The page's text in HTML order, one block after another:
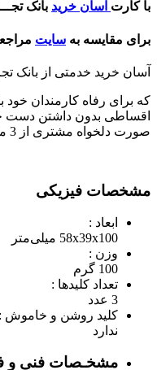
با کارت آسان خرید بانک
برای مقایسه به سایت
آسان خرید خدمتی از بانک
که برای رفاه کارمندان خود
اقساطی بدون داشتن دست
صورت دلخواه مشتری از 3 ماه تا 12 ماه اقساط متغیر می باشد.
مشخصات فیزیکی
ابعاد :
58x39x100 میلی‌متر
وزن :
100 گرم
تعداد کلیدها :
3 عدد
کلید روشن و خاموش :
ندارد
مشخـصات فنی و